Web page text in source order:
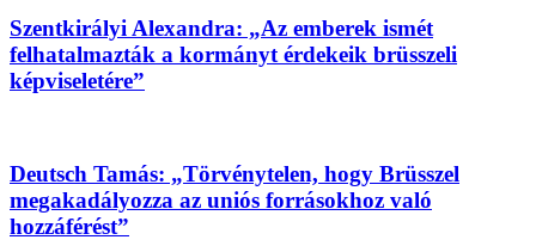
Szentkirályi Alexandra: „Az emberek ismét
felhatalmazták a kormányt érdekeik brüsszeli
képviseletére”
Deutsch Tamás: „Törvénytelen, hogy Brüsszel
megakadályozza az uniós forrásokhoz való
hozzáférést”